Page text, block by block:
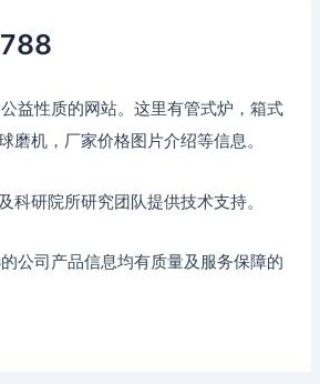
益性质的网站。这里有管式炉，箱式
磨机，厂家价格图片介绍等信息。
科研院所研究团队提供技术支持。
公司产品信息均有质量及服务保障的